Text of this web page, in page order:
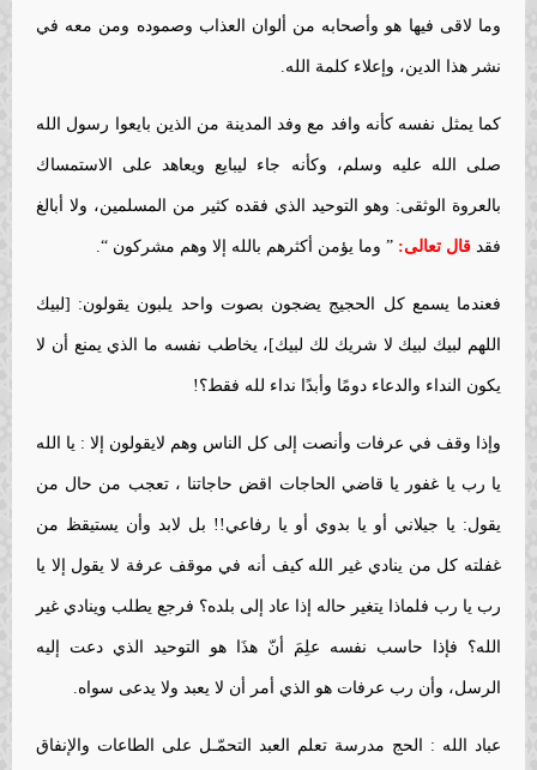
وما لاقى فيها هو وأصحابه من ألوان العذاب وصموده ومن معه في
نشر هذا الدين، وإعلاء كلمة الله.
كما يمثل نفسه كأنه وافد مع وفد المدينة من الذين بايعوا رسول الله
صلى الله عليه وسلم، وكأنه جاء ليبايع ويعاهد على الاستمساك
بالعروة الوثقى: وهو التوحيد الذي فقده كثير من المسلمين، ولا أبالغ
فقد قال تعالى: ” وما يؤمن أكثرهم بالله إلا وهم مشركون “.
فعندما يسمع كل الحجيج يضجون بصوت واحد يلبون يقولون: [لبيك
اللهم لبيك لبيك لا شريك لك لبيك]، يخاطب نفسه ما الذي يمنع أن لا
يكون النداء والدعاء دومًا وأبدًا نداء لله فقط؟!
وإذا وقف في عرفات وأنصت إلى كل الناس وهم لايقولون إلا : يا الله
يا رب يا غفور يا قاضي الحاجات اقض حاجاتنا ، تعجب من حال من
يقول: يا جيلاني أو يا بدوي أو يا رفاعي!! بل لابد وأن يستيقظ من
غفلته كل من ينادي غير الله كيف أنه في موقف عرفة لا يقول إلا يا
رب يا رب فلماذا يتغير حاله إذا عاد إلى بلده؟ فرجع يطلب وينادي غير
الله؟ فإذا حاسب نفسه علِمَ أنّ هذَا هو التوحيد الذي دعت إليه
الرسل، وأن رب عرفات هو الذي أمر أن لا يعبد ولا يدعى سواه.
عباد الله : الحج مدرسة تعلم العبد التحمّـل على الطاعات والإنفاق